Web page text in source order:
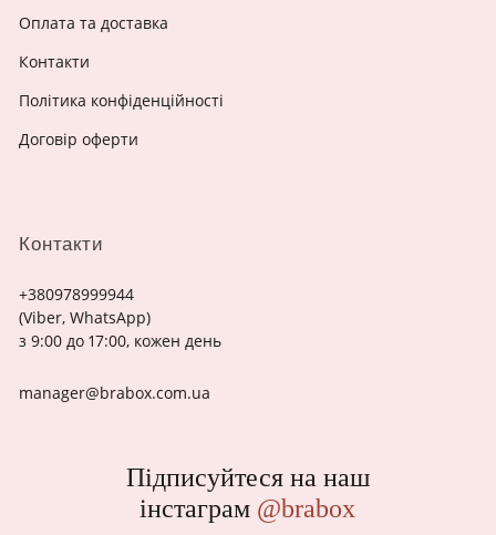
Контакти
+380978999944
(Viber, WhatsApp)
з 9:00 до 17:00, кожен день
manager@brabox.com.ua
Оплата та доставка
Контакти
Політика конфіденційності
Договір оферти
Підписуйтеся на наш
інстаграм @brabox